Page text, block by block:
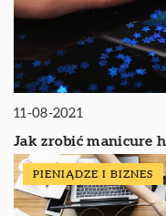
11-08-2021
Jak zrobić manicure
PIENIĄDZE I BIZNES